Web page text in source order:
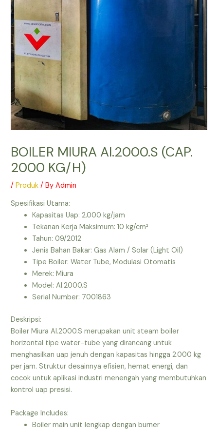
BOILER MIURA Al.2000.S (CAP.
2000 KG/H)
/Produk / ByAdmin
Spesifikasi Utama:
Kapasitas Uap: 2.000 kg/jam
Tekanan Kerja Maksimum: 10 kg/cm²
Tahun: 09/2012
Jenis Bahan Bakar: Gas Alam / Solar (Light Oil)
Tipe Boiler: Water Tube, Modulasi Otomatis
Merek: Miura
Model: Al.2000.S
Serial Number: 7001863
Deskripsi:
Boiler Miura Al.2000.S merupakan unit steam boiler
horizontal tipe water-tube yang dirancang untuk
menghasilkan uap jenuh dengan kapasitas hingga 2.000 kg
per jam. Struktur desainnya efisien, hemat energi, dan
cocok untuk aplikasi industri menengah yang membutuhkan
kontrol uap presisi.
Package Includes:
Boiler main unit lengkap dengan burner